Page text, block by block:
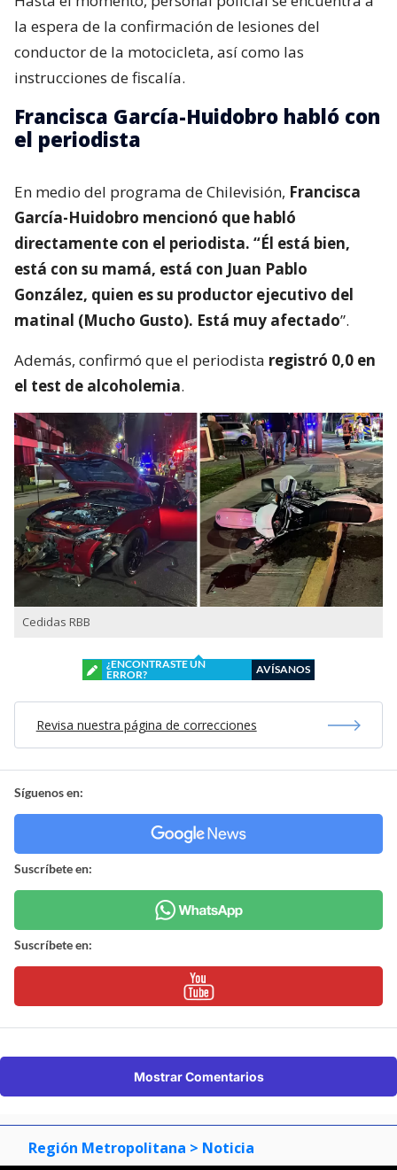
la espera de la confirmación de lesiones del
conductor de la motocicleta, así como las
instrucciones de fiscalía.
Francisca García-Huidobro habló con
el periodista
En medio del programa de Chilevisión, Francisca
García-Huidobro mencionó que habló
directamente con el periodista. “Él está bien,
está con su mamá, está con Juan Pablo
González, quien es su productor ejecutivo del
matinal (Mucho Gusto). Está muy afectado”.
Además, confirmó que el periodista registró 0,0 en
el test de alcoholemia.
Cedidas RBB
¿ENCONTRASTE UN
ERROR?
AVÍSANOS
Revisa nuestra página de correcciones
Síguenos en:
Suscríbete en:
Suscríbete en:
Mostrar Comentarios
Región Metropolitana > Noticia